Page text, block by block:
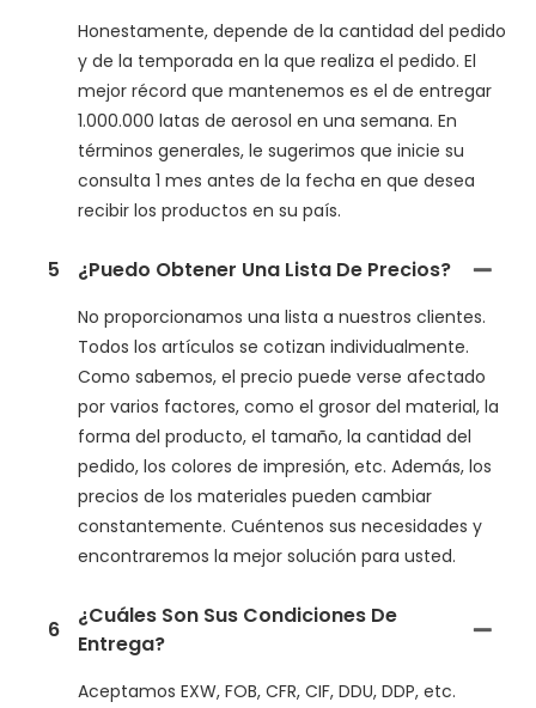
Honestamente, depende de la cantidad del pedido
y de la temporada en la que realiza el pedido. El
mejor récord que mantenemos es el de entregar
1.000.000 latas de aerosol en una semana. En
términos generales, le sugerimos que inicie su
consulta 1 mes antes de la fecha en que desea
recibir los productos en su país.
5 ¿Puedo Obtener Una Lista De Precios?
No proporcionamos una lista a nuestros clientes.
Todos los artículos se cotizan individualmente.
Como sabemos, el precio puede verse afectado
por varios factores, como el grosor del material, la
forma del producto, el tamaño, la cantidad del
pedido, los colores de impresión, etc. Además, los
precios de los materiales pueden cambiar
constantemente. Cuéntenos sus necesidades y
encontraremos la mejor solución para usted.
6
¿Cuáles Son Sus Condiciones De
Entrega?
Aceptamos EXW, FOB, CFR, CIF, DDU, DDP, etc.